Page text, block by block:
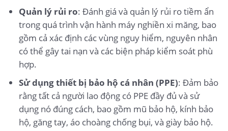
Quản lý rủi ro: Đánh giá và quản lý rủi ro tiềm ẩn
trong quá trình vận hành máy nghiền xi măng, bao
gồm cả xác định các vùng nguy hiểm, nguyên nhân
có thể gây tai nạn và các biện pháp kiểm soát phù
hợp.
Sử dụng thiết bị bảo hộ cá nhân (PPE): Đảm bảo
rằng tất cả người lao động có PPE đầy đủ và sử
dụng nó đúng cách, bao gồm mũ bảo hộ, kính bảo
hộ, găng tay, áo choàng chống bụi, và giày bảo hộ.